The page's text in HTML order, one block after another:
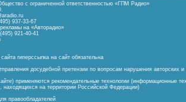
с ограниченной ответственностью «ГПМ Радио»
937-33-67
на «Авторадио»
921-40-41
гиперссылка на сайт обязательна
досудебной претензии по вопросам нарушения авторских
применяются рекомендательные технологии (информационные
находящихся на территории Российской Федерации)
правообладателей